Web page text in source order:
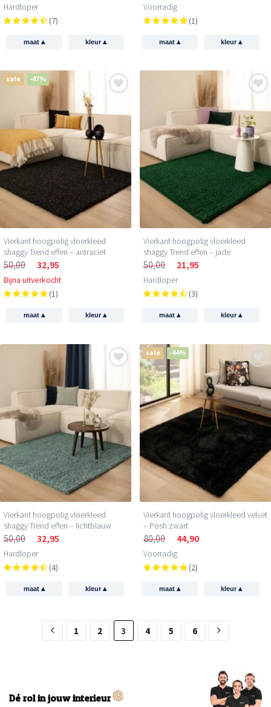
Hardloper
(7)
maat ▴ kleur▴
Voorradig
(1)
maat ▴ kleur▴
sale -47%
Vierkant hoogpolig vloerkleed
shaggy Trend effen – antraciet
50,00 32,95
Bijna uitverkocht
(1)
maat ▴ kleur▴
Vierkant hoogpolig vloerkleed
shaggy Trend effen – jade
50,00 21,95
Hardloper
(3)
maat ▴ kleur▴
Vierkant hoogpolig vloerkleed
shaggy Trend effen – lichtblauw
50,00 32,95
Hardloper
(4)
maat ▴ kleur▴
sale -44%
Vierkant hoogpolig vloerkleed velvet
– Posh zwart
80,00 44,90
Voorradig
(2)
maat ▴ kleur▴
1 2 3 4 5 6
Dé rol in jouw interieur